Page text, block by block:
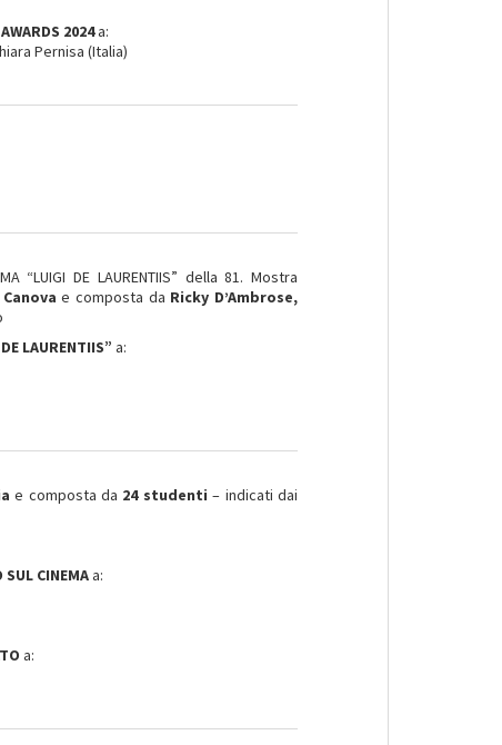
2024a:
Pernisa (Italia)
“LUIGI DE LAURENTIIS” della 81. Mostra
Canovae composta da Ricky D’Ambrose,
LAURENTIIS”a:
e composta da 24 studenti– indicati dai
SUL CINEMAa:
a: